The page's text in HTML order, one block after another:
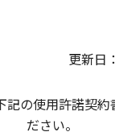
更新日
記の使用許諾契約
ださい。